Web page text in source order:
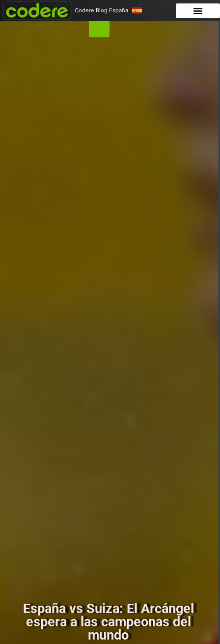
Codere Blog España
España vs Suiza: El Arcángel
espera a las campeonas del
mundo